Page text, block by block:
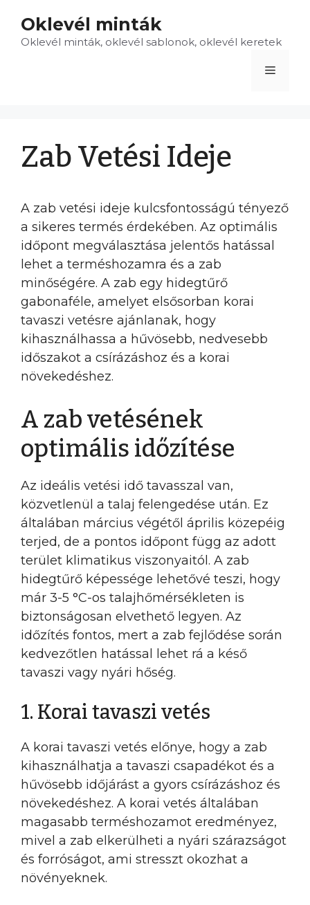
tartalomba
Oklevél minták
Oklevél minták, oklevél sablonok, oklevél keretek
Menü
Zab Vetési Ideje
A zab vetési ideje kulcsfontosságú tényező
a sikeres termés érdekében. Az optimális
időpont megválasztása jelentős hatással
lehet a terméshozamra és a zab
minőségére. A zab egy hidegtűrő
gabonaféle, amelyet elsősorban korai
tavaszi vetésre ajánlanak, hogy
kihasználhassa a hűvösebb, nedvesebb
időszakot a csírázáshoz és a korai
növekedéshez.
A zab vetésének
optimális időzítése
Az ideális vetési idő tavasszal van,
közvetlenül a talaj felengedése után. Ez
általában március végétől április közepéig
terjed, de a pontos időpont függ az adott
terület klimatikus viszonyaitól. A zab
hidegtűrő képessége lehetővé teszi, hogy
már 3-5 °C-os talajhőmérsékleten is
biztonságosan elvethető legyen. Az
időzítés fontos, mert a zab fejlődése során
kedvezőtlen hatással lehet rá a késő
tavaszi vagy nyári hőség.
1. Korai tavaszi vetés
A korai tavaszi vetés előnye, hogy a zab
kihasználhatja a tavaszi csapadékot és a
hűvösebb időjárást a gyors csírázáshoz és
növekedéshez. A korai vetés általában
magasabb terméshozamot eredményez,
mivel a zab elkerülheti a nyári szárazságot
és forróságot, ami stresszt okozhat a
növényeknek.